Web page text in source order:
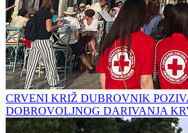
CRVENI KRIŽ DUBROVNIK
DOBROVOLJNOG DARIVANJA